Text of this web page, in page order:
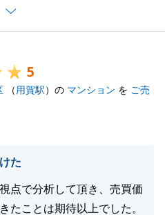
できました。
ろしくお願いいたします。
5
（ 用賀駅）の マンション を ご売
た
点で分析して頂き、売買価
たことは期待以上でした。